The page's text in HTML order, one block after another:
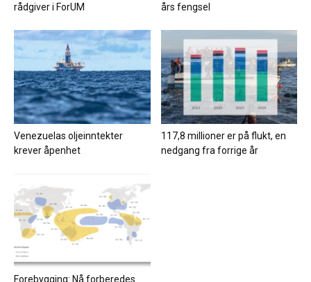
rådgiver i ForUM
års fengsel
Venezuelas oljeinntekter
krever åpenhet
117,8 millioner er på flukt, en
nedgang fra forrige år
Forebygging: Nå forberedes